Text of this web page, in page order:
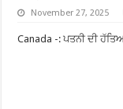
November 27, 2025
Canada -: ਪਤਨੀ ਦੀ